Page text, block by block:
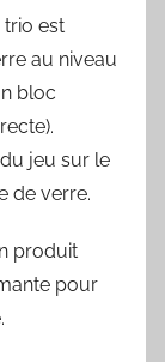
trio est
au niveau
bloc
jeu sur le
de verre.
produit
pour